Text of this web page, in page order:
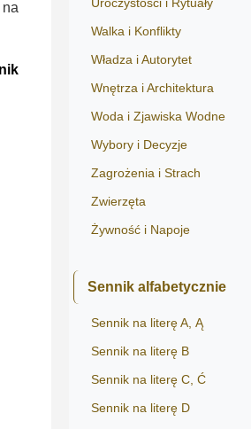
Walka i Konflikty
Władza i Autorytet
Wnętrza i Architektura
Woda i Zjawiska Wodne
Wybory i Decyzje
Zagrożenia i Strach
Zwierzęta
Żywność i Napoje
Sennik alfabetycznie
Sennik na literę A, Ą
Sennik na literę B
Sennik na literę C, Ć
Sennik na literę D